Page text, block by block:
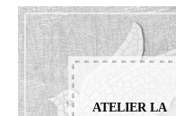
ATELIER LA